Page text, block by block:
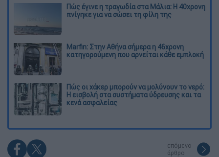
Πώς έγινε η τραγωδία στα Μάλια: Η 40χρονη
πνίγηκε για να σώσει τη φίλη της
Marfin: Στην Αθήνα σήμερα η 46χρονη
κατηγορούμενη που αρνείται κάθε εμπλοκή
Πώς οι χάκερ μπορούν να μολύνουν το νερό:
Η εισβολή στα συστήματα ύδρευσης και τα
κενά ασφαλείας
επόμενο
άρθρο